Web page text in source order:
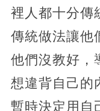
裡人都十分傳
傳統做法讓他
他們沒教好，
想違背自己的
暫時決定用自